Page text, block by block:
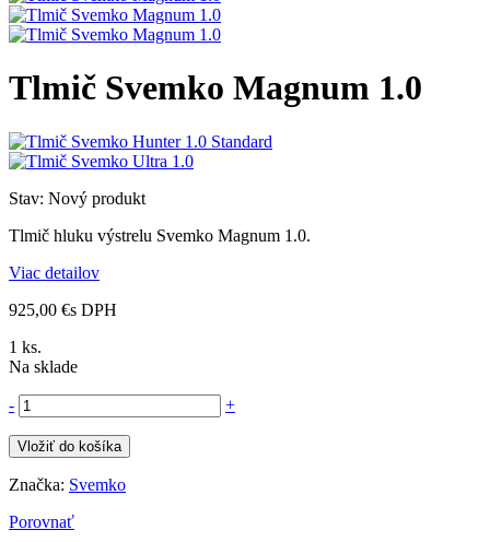
Tlmič Svemko Magnum 1.0
Stav: Nový produkt
Tlmič hluku výstrelu Svemko Magnum 1.0.
Viac detailov
925,00 €s DPH
1 ks.
Na sklade
- +
Vložiť do košíka
Značka: Svemko
Porovnať